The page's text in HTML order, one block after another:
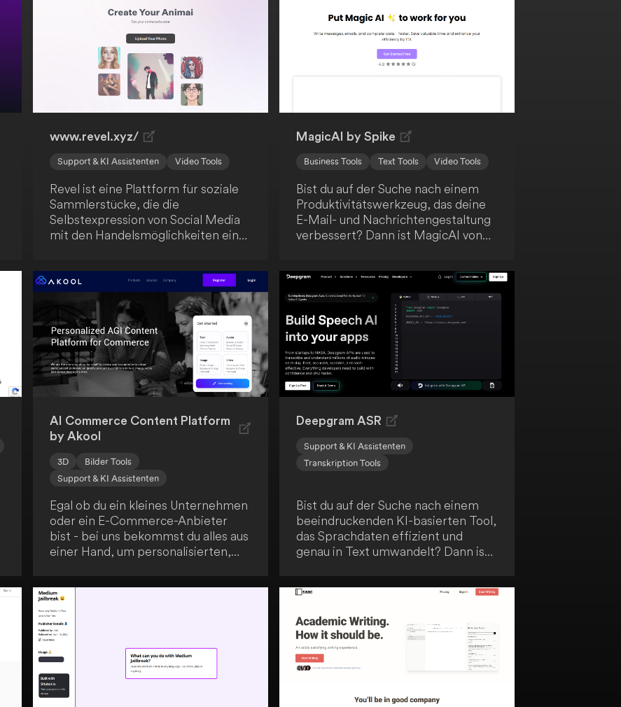
www.revel.xyz/
Support & KI Assistenten Video Tools
Revel ist eine Plattform für soziale
Sammlerstücke, die die
Selbstexpression von Social Media
mit den Handelsmöglichkeiten eines
mit Assets wie Fotos, Videos und
Text-to-AI-Kunstwerken. In Zukunft
plant Revel, die Erstellung anderer
Medienformate als Assets zu
ermöglichen.
MagicAI by Spike
Business Tools Text Tools Video Tools
Bist du auf der Suche nach einem
Produktivitätswerkzeug, das deine
E-Mail- und Nachrichtengestaltung
verbessert? Dann ist MagicAI von
beschleunigt deine Arbeitsabläufe
und hilft dir, klare, überzeugende
Kommunikation zu erstellen.
Darüber hinaus bietet MagicAI eine
sofortige Zusammenfassung deiner
langen E-Mail-Konversationen,
Nachrichten, Notizen und Dateien.
Steigere deine Effizienz mit
AI Commerce Content Platform
by Akool
3D
Bilder Tools
Support & KI Assistenten
Egal ob du ein kleines Unternehmen
oder ein E-Commerce-Anbieter
bist - bei uns bekommst du alles aus
einer Hand, um personalisierten,
erstellen. Dabei setzen wir auf die
Kraft der generativen KI.
Deepgram ASR
Support & KI Assistenten
Transkription Tools
Bist du auf der Suche nach einem
beeindruckenden KI-basierten Tool,
das Sprachdaten effizient und
genau in Text umwandelt? Dann ist
Skalierbarkeit ausgelegt und
verarbeitet problemlos große
Mengen an Audiodaten. Die
Transkription erfolgt mit
bemerkenswerter Geschwindigkeit
und Präzision.